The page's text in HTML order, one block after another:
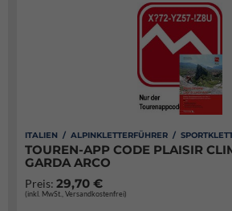
ITALIEN / ALPINKLETTERFÜHRER /
TOUREN-APP CODE PLAISIR
GARDA ARCO
Preis: 29,70 €
(inkl. MwSt., Versandkostenfrei)